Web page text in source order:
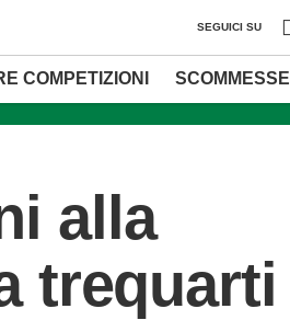
SEGUICI SU
COMPETIZIONI SCOMMESSE
alla
trequarti